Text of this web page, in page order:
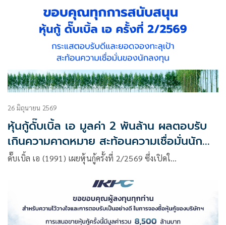
26 มิถุนายน 2569
หุ้นกู้ดั๊บเบิ้ล เอ มูลค่า 2 พันล้าน ผลตอบรับ
เกินความคาดหมาย สะท้อนความเชื่อมั่นนัก
ลงทุน
ดั๊บเบิ้ล เอ (1991) เผยหุ้นกู้ครั้งที่ 2/2569 ซึ่งเปิดใ…